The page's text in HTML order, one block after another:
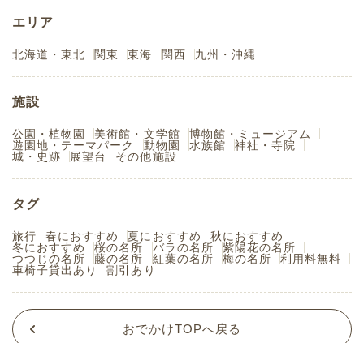
エリア
北海道・東北 関東 東海 関西 九州・沖縄
施設
公園・植物園 美術館・文学館
博物館・ミュージアム
遊園地・テーマパーク
動物園 水族館
神社・寺院
城・史跡
展望台 その他施設
タグ
旅行 春におすすめ 夏におすすめ
秋におすすめ
冬におすすめ
桜の名所 バラの名所
紫陽花の名所
つつじの名所
藤の名所 紅葉の名所 梅の名所
利用料無料
車椅子貸出あり
割引あり
おでかけTOPへ戻る